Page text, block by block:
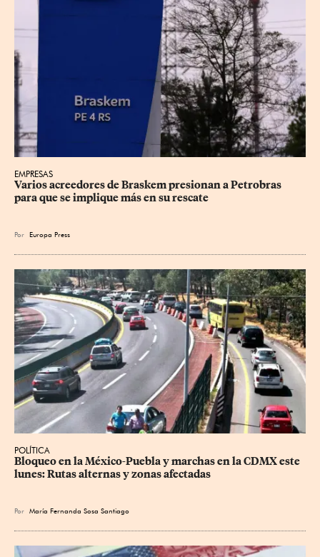
EMPRESAS
Varios acreedores de Braskem presionan a Petrobras
para que se implique más en su rescate
Por Europa Press
POLÍTICA
Bloqueo en la México-Puebla y marchas en la CDMX este
lunes: Rutas alternas y zonas afectadas
Por María Fernanda Sosa Santiago